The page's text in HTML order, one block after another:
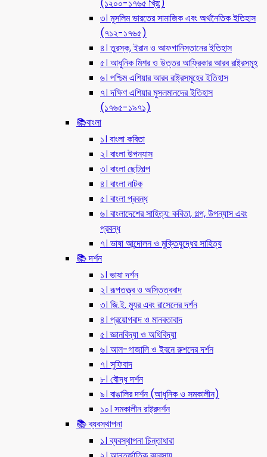
(১২০০-১৭৬৫ খ্রি:)
৩। মুসলিম ভারতের সামাজিক এবং অর্থনৈতিক ইতিহাস
(৭১২-১৭৬৫)
৪। তুরস্ক, ইরান ও আফগানিস্তানের ইতিহাস
৫। আধুনিক মিশর ও উত্তর আফ্রিকার আরব রাষ্ট্রসমূহ
৬। পশ্চিম এশিয়ার আরব রাষ্ট্রসমূহের ইতিহাস
৭। দক্ষিণ এশিয়ার মুসলমানদের ইতিহাস
(১৭৬৫-১৯৭১)
📚বাংলা
১। বাংলা কবিতা
২। বাংলা উপন্যাস
৩। বাংলা ছোটগল্প
৪। বাংলা নাটক
৫। বাংলা প্রবন্ধ
৬। বাংলাদেশের সাহিত্য: কবিতা, গল্প, উপন্যাস এবং
প্রবন্ধ
৭। ভাষা আন্দোলন ও মুক্তিযুদ্ধের সাহিত্য
📚 দর্শন
১। ভাষা দর্শন
২। রূপতত্ত্ব ও অস্তিত্ববাদ
৩। জি.ই. ম্যুর এবং রাসেলের দর্শন
৪। প্রয়োগবাদ ও মানবতাবাদ
৫। জ্ঞানবিদ্যা ও অধিবিদ্যা
৬। আল-গাজালি ও ইবনে রুশদের দর্শন
৭। সুফিবাদ
৮। বৌদ্ধ দর্শন
৯। বাঙালির দর্শন (আধুনিক ও সমকালীন)
১০। সমকালীন রাষ্ট্রদর্শন
📚 ব্যবস্থাপনা
১। ব্যবস্থাপনা চিন্তাধারা